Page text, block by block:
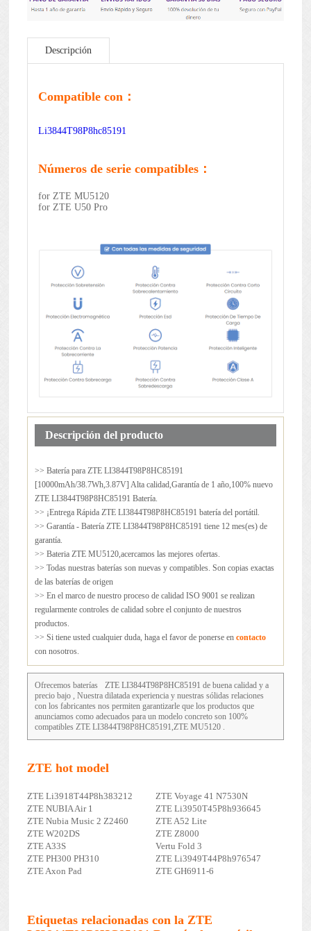
Descripción
Compatible con：
Li3844T98P8hc85191
Números de serie compatibles：
for ZTE MU5120
for ZTE U50 Pro
Descripción del producto
>> Batería para ZTE LI3844T98P8HC85191
[10000mAh/38.7Wh,3.87V] Alta calidad,Garantía de 1 año,100% nuevo
ZTE LI3844T98P8HC85191 Batería.
>> ¡Entrega Rápida ZTE LI3844T98P8HC85191 batería del portátil.
>> Garantía - Batería ZTE LI3844T98P8HC85191 tiene 12 mes(es) de
garantía.
>> Bateria ZTE MU5120,acercamos las mejores ofertas.
>> Todas nuestras baterías son nuevas y compatibles. Son copias exactas
de las baterías de origen
>> En el marco de nuestro proceso de calidad ISO 9001 se realizan
regularmente controles de calidad sobre el conjunto de nuestros
productos.
>> Si tiene usted cualquier duda, haga el favor de ponerse en contacto
con nosotros.
Ofrecemos baterías ZTE LI3844T98P8HC85191 de buena calidad y a
precio bajo , Nuestra dilatada experiencia y nuestras sólidas relaciones
con los fabricantes nos permiten garantizarle que los productos que
anunciamos como adecuados para un modelo concreto son 100%
compatibles ZTE LI3844T98P8HC85191,ZTE MU5120 .
ZTE hot model
ZTE Li3918T44P8h383212
ZTE Voyage 41 N7530N
ZTE NUBIA Air 1
ZTE Li3950T45P8h936645
ZTE Nubia Music 2 Z2460
ZTE A52 Lite
ZTE W202DS
ZTE Z8000
ZTE A33S
Vertu Fold 3
ZTE PH300 PH310
ZTE Li3949T44P8h976547
ZTE Axon Pad
ZTE GH6911-6
Etiquetas relacionadas con la ZTE